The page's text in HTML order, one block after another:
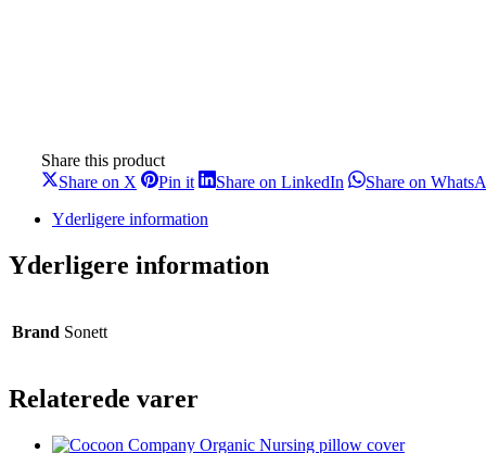
Share this product
Share on X Share
X
Pin itShare
Pinterest
Share on LinkedIn ShareShare on
Yderligere information
Yderligere information
Brand Sonett
Relaterede varer